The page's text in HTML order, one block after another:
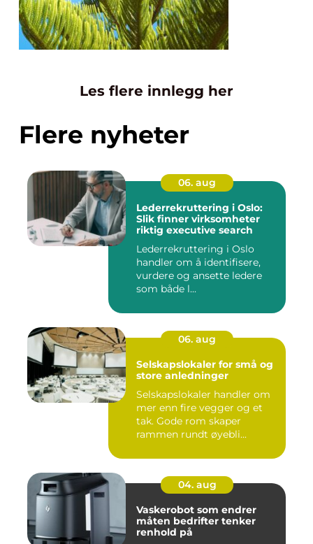
Les flere innlegg her
Flere nyheter
06. aug
Lederrekruttering i Oslo:
Slik finner virksomheter
riktig executive search
Lederrekruttering i Oslo
handler om å identifisere,
vurdere og ansette ledere
som både l...
06. aug
Selskapslokaler for små og
store anledninger
Selskapslokaler handler om
mer enn fire vegger og et
tak. Gode rom skaper
rammen rundt øyebli...
04. aug
Vaskerobot som endrer
måten bedrifter tenker
renhold på